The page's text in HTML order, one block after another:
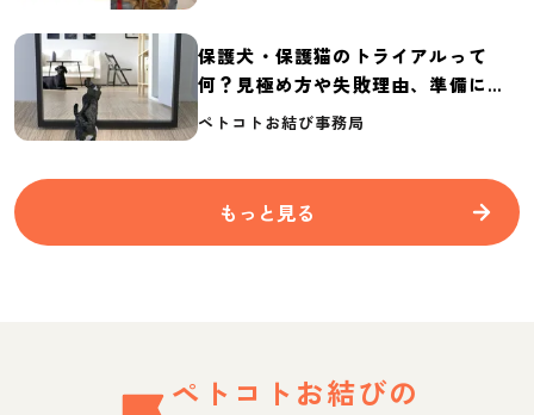
保護犬・保護猫のトライアルって
何？見極め方や失敗理由、準備に必
要なものを紹介
ペトコトお結び事務局
もっと見る
ペトコトお結びの